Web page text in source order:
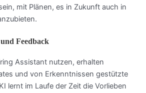
mit Plänen, es in Zukunft auch in
Feedback
Assistant nutzen, erhalten
und von Erkenntnissen gestützte
lernt im Laufe der Zeit die Vorlieben